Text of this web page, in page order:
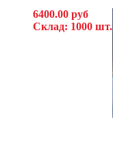
6400.00 руб
Склад: 1000 шт.